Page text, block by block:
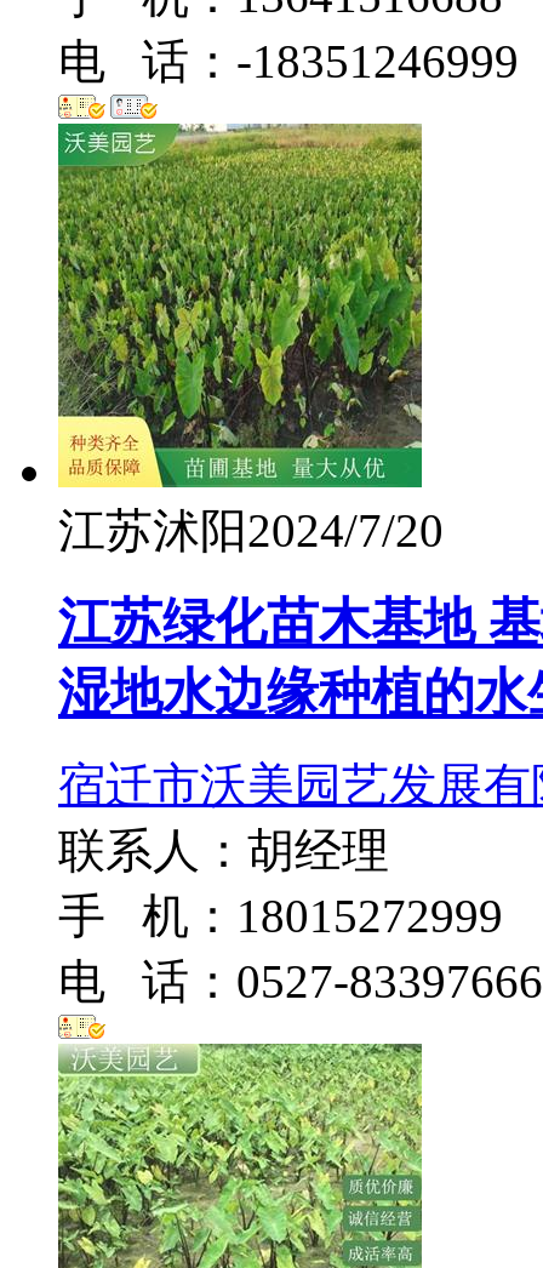
电 话：-18351246999
江苏沭阳2024/7/20
江苏绿化苗木基地
湿地水边缘种植的
宿迁市沃美园艺发展
联系人：胡经理
手 机：18015272999
电 话：0527-83397666